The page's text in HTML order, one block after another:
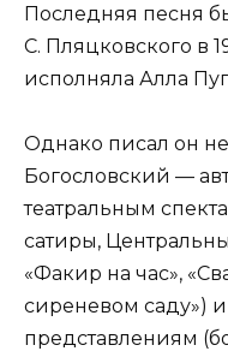
Последняя песня
С. Пляцковского в
исполняла Алла
Однако писал он
Богословский —
театральным
сатиры,
«Факир на час»,
сиреневом саду»)
представлениям